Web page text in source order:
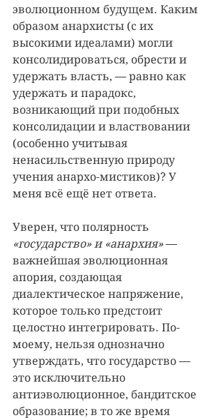
эволюционном будущем. Каким
образом анархисты (с их
высокими идеалами) могли
консолидироваться, обрести и
удержать власть, — равно как
удержать и парадокс,
возникающий при подобных
консолидации и властвовании
(особенно учитывая
ненасильственную природу
учения анархо-мистиков)? У
меня всё ещё нет ответа.
Уверен, что полярность
«государство» и «анархия» —
важнейшая эволюционная
апория, создающая
диалектическое напряжение,
которое только предстоит
целостно интегрировать. По-
моему, нельзя однозначно
утверждать, что государство —
это исключительно
антиэволюционное, бандитское
образование; в то же время